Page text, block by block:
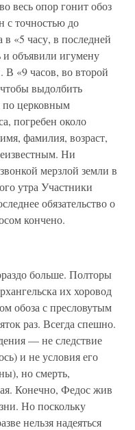
весь опор гонит обоз
с точностью до
в «5 часу, в последней
и объявили игумену
В «9 часов, во второй
выдолбить
церковным
погребен около
фамилия, возраст,
Ни
мерзлой земли в
утра Участники
обязательство о
кончено.
больше. Полторы
их хоровод
обоза с пресловутым
раз. Всегда спешно.
— не следствие
и не условия его
но смерть,
Конечно, Федос жив
Но поскольку
нельзя надеяться